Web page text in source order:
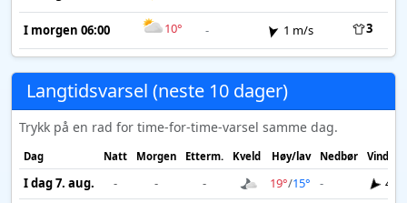
I morgen 06:00 10° - 1 m/s 3
Langtidsvarsel (neste 10 dager)
Trykk på en rad for time-for-time-varsel samme dag.
Dag Natt Morgen Etterm. Kveld Høy/lav Nedbør Vind
I dag 7. aug. - - - 19°/15° -
4